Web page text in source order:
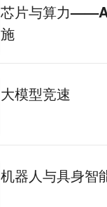
芯片与算力
施
大模型竞速
机器人与具身智